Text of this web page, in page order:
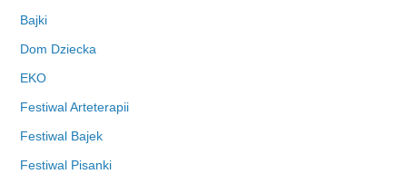
Bajki
Dom Dziecka
EKO
Festiwal Arteterapii
Festiwal Bajek
Festiwal Pisanki